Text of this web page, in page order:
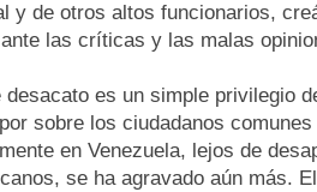
y de otros altos funcionarios,
las críticas y las malas
desacato es un simple privilegio
sobre los ciudadanos
en Venezuela, lejos de
se ha agravado aún más.